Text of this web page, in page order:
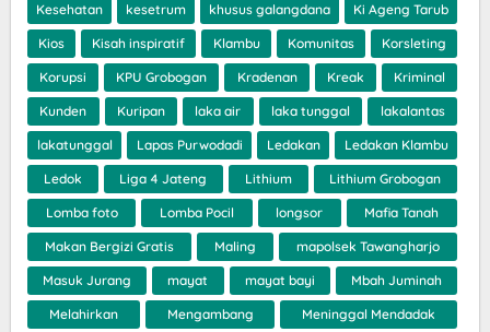
Kesehatan kesetrum khusus galangdana Ki Ageng Tarub
Kios Kisah inspiratif Klambu Komunitas Korsleting
Korupsi KPU Grobogan Kradenan Kreak Kriminal
Kunden Kuripan laka air laka tunggal lakalantas
lakatunggal Lapas Purwodadi Ledakan Ledakan Klambu
Ledok Liga 4 Jateng Lithium Lithium Grobogan
Lomba foto Lomba Pocil longsor Mafia Tanah
Makan Bergizi Gratis Maling mapolsek Tawangharjo
Masuk Jurang mayat mayat bayi Mbah Juminah
Melahirkan Mengambang Meninggal Mendadak